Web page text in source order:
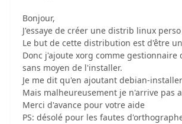
Bonjour,
J'essaye de créer une distrib linux
Le but de cette distribution est d'être
Donc j'ajoute xorg comme
sans moyen de l'installer.
Je me dit qu'en ajoutant debian-
Mais malheureusement je n'arrive pas
Merci d'avance pour votre aide
PS: désolé pour les fautes